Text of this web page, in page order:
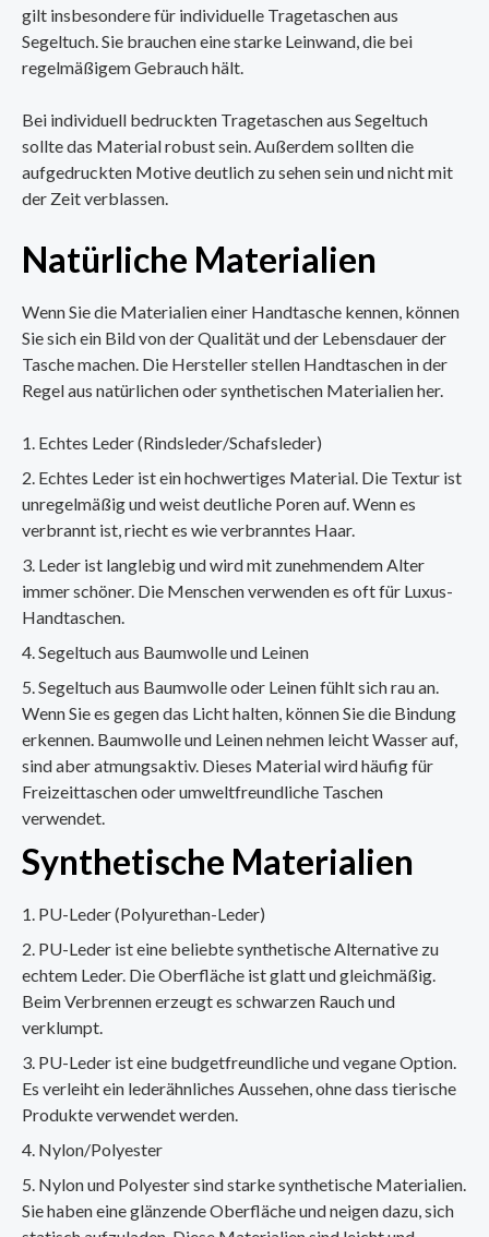
gilt insbesondere für individuelle Tragetaschen aus
Segeltuch. Sie brauchen eine starke Leinwand, die bei
regelmäßigem Gebrauch hält.
Bei individuell bedruckten Tragetaschen aus Segeltuch
sollte das Material robust sein. Außerdem sollten die
aufgedruckten Motive deutlich zu sehen sein und nicht mit
der Zeit verblassen.
Natürliche Materialien
Wenn Sie die Materialien einer Handtasche kennen, können
Sie sich ein Bild von der Qualität und der Lebensdauer der
Tasche machen. Die Hersteller stellen Handtaschen in der
Regel aus natürlichen oder synthetischen Materialien her.
Echtes Leder (Rindsleder/Schafsleder)
Echtes Leder ist ein hochwertiges Material. Die Textur ist
unregelmäßig und weist deutliche Poren auf. Wenn es
verbrannt ist, riecht es wie verbranntes Haar.
Leder ist langlebig und wird mit zunehmendem Alter
immer schöner. Die Menschen verwenden es oft für Luxus-
Handtaschen.
Segeltuch aus Baumwolle und Leinen
Segeltuch aus Baumwolle oder Leinen fühlt sich rau an.
Wenn Sie es gegen das Licht halten, können Sie die Bindung
erkennen. Baumwolle und Leinen nehmen leicht Wasser auf,
sind aber atmungsaktiv. Dieses Material wird häufig für
Freizeittaschen oder umweltfreundliche Taschen
verwendet.
Synthetische Materialien
PU-Leder (Polyurethan-Leder)
PU-Leder ist eine beliebte synthetische Alternative zu
echtem Leder. Die Oberfläche ist glatt und gleichmäßig.
Beim Verbrennen erzeugt es schwarzen Rauch und
verklumpt.
PU-Leder ist eine budgetfreundliche und vegane Option.
Es verleiht ein lederähnliches Aussehen, ohne dass tierische
Produkte verwendet werden.
Nylon/Polyester
Nylon und Polyester sind starke synthetische Materialien.
Sie haben eine glänzende Oberfläche und neigen dazu, sich